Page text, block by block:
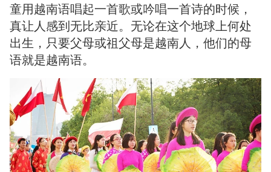
童用越南语唱起一首歌或吟唱一首诗的时候，
真让人感到无比亲近。无论在这个地球上何处
出生，只要父母或祖父母是越南人，他们的母
语就是越南语。